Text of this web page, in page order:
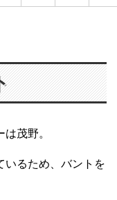
茂野。
いるため、バントを